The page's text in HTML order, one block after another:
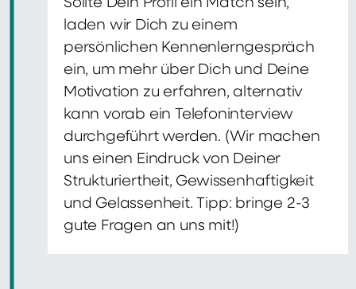
Sollte Dein Profil ein Match sein,
laden wir Dich zu einem
persönlichen Kennenlerngespräch
ein, um mehr über Dich und Deine
Motivation zu erfahren, alternativ
kann vorab ein Telefoninterview
durchgeführt werden. (Wir machen
uns einen Eindruck von Deiner
Strukturiertheit, Gewissenhaftigkeit
und Gelassenheit. Tipp: bringe 2-3
gute Fragen an uns mit!)